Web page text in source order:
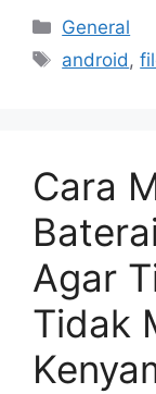
Categories
General
Tags
android,
Cara
Agar
Tidak